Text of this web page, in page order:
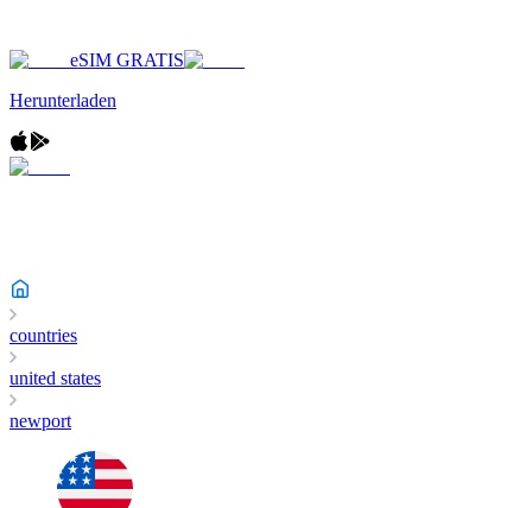
eSIM GRATIS
Herunterladen
countries
united states
newport